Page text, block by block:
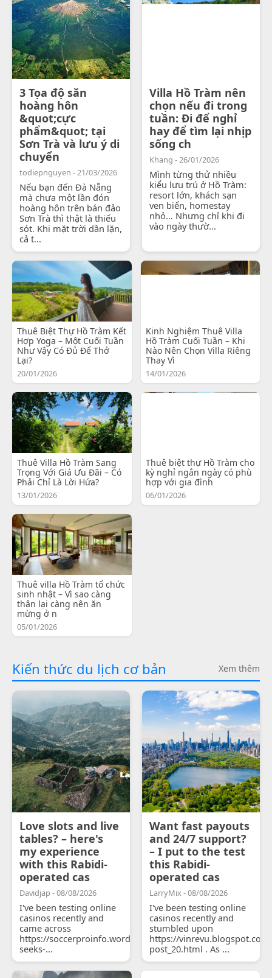
3 Tọa độ săn
hoàng hôn
&quot;cực
phẩm&quot; tại
Sơn Trà và lưu ý di
chuyển
todiepnguyen - 21/03/2026
Nếu bạn đến Đà Nẵng
mà chưa một lần đón
hoàng hôn trên bán đảo
Sơn Trà thì thật là thiếu
sót. Khi mặt trời dần lặn,
cả t...
Villa Hồ Tràm nên
chọn nếu đi trong
tuần: Đi để nghỉ
hay để tìm lại nhịp
sống ch
Khang - 26/01/2026
Mình từng thử nhiều
kiểu lưu trú ở Hồ Tràm:
resort lớn, khách sạn
ven biển, homestay
nhỏ… Nhưng chỉ khi đi
vào ngày thườ...
Thuê Biệt Thự Hồ Tràm Kết
Hợp Yoga – Một Cuối Tuần
Như Vậy Có Đủ Để Thở
Lại?
20/01/2026
Kinh Nghiệm Thuê Villa
Hồ Tràm Cuối Tuần – Khi
Nào Nên Chọn Villa Riêng
Thay Vì
14/01/2026
Thuê Villa Hồ Tràm Sang
Trọng Với Giá Ưu Đãi – Có
Phải Chỉ Là Lời Hứa?
13/01/2026
Thuê biệt thự Hồ Tràm cho
kỳ nghỉ ngắn ngày có phù
hợp với gia đình
06/01/2026
Thuê villa Hồ Tràm tổ chức
sinh nhật – Vì sao càng
thân lại càng nên ăn
mừng ở n
05/01/2026
Kiến thức du lịch cơ bản Xem thêm
Love slots and live
tables? – here's
my experience
with this Rabidi-
operated cas
Davidjap - 08/08/2026
I've been testing online
casinos recently and
came across
https://soccerproinfo.wordpress.com/2026/07/11/courtois-
seeks-...
Want fast payouts
and 24/7 support?
– I put to the test
this Rabidi-
operated cas
LarryMix - 08/08/2026
I've been testing online
casinos recently and
stumbled upon
https://
post_20.html . As ...